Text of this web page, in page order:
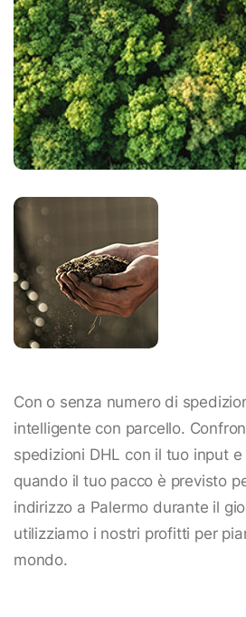
Con o senza numero di
intelligente con parcello.
spedizioni DHL con il tuo input
quando il tuo pacco è previsto
indirizzo a Palermo durante il
utilizziamo i nostri profitti per
mondo.